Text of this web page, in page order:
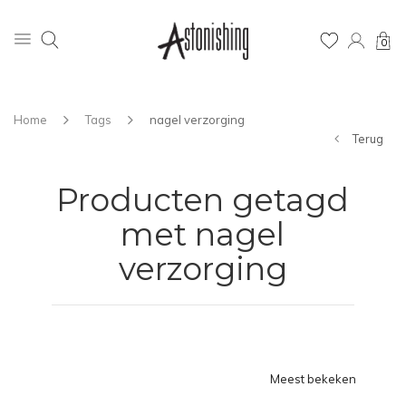
0
Home Tags
nagel verzorging
Terug
Producten getagd
met nagel
verzorging
Meest bekeken